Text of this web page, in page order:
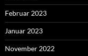
Februar 2023
Januar 2023
November 2022